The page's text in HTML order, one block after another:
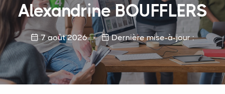
AlexandrineBOUFFLERS
7 août 2026 Dernière mise-à-jour :